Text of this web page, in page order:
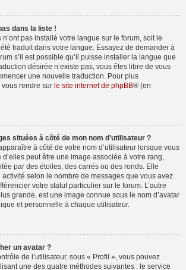
dans la liste !
pas installé votre langue sur le forum, soit le
traduit dans votre langue. Essayez de demander à
s’il est possible qu’il puisse installer la langue que
désirée n’existe pas, vous êtes libre de vous
une nouvelle traduction. Pour plus
vous rendre sur le site internet de phpBB® (en
situées à côté de mon nom d’utilisateur ?
à côté de votre nom d’utilisateur lorsque vous
peut être une image associée à votre rang,
par des étoiles, des carrés ou des ronds. Elle
activité selon le nombre de messages que vous avez
votre statut particulier sur le forum. L’autre
grande, est une image connue sous le nom d’avatar
et personnelle à chaque utilisateur.
un avatar ?
de l’utilisateur, sous « Profil », vous pouvez
une des quatre méthodes suivantes : le service